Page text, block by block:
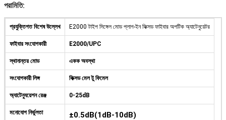
পরামিতি:
প্রযুক্তিগত বিশেষ উল্লেখ E2000 টাইপ সিঙ্গেল মোড প্লাগ-ইন ফিক্সড ফাইবার অপটিক অ্যাটেনুয়েটর
ফাইবার সংযোগকারী E2000/UPC
স্থানান্তর মোড একক অবস্থা
সংযোগকারী লিঙ্গ ফিক্সড মেল টু ফিমেল
অ্যাটেন্যুয়েশন রেঞ্জ 0-25dB
মনোযোগ নির্ভুলতা
±0.5dB(1dB-10dB)